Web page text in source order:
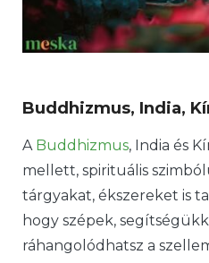
Buddhizmus, India,
A Buddhizmus, India és
mellett, spirituális
tárgyakat, ékszereket is
hogy szépek,
ráhangolódhatsz a